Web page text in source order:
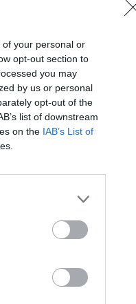
your personal or
opt-out section to
you may
by us or personal
opt-out of the
list of downstream
on the IAB’s List of